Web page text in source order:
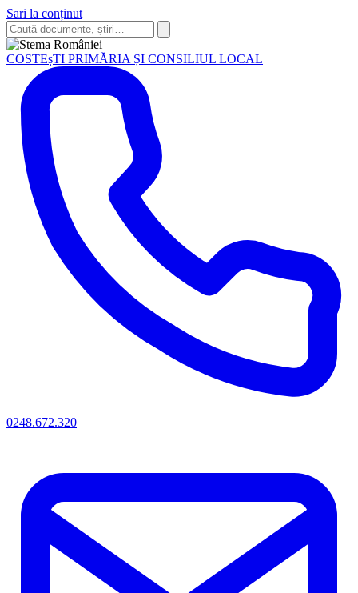
Sari la conținut
Caută
în
site
Caută
COSTEșTI PRIMĂRIA ȘI CONSILIUL LOCAL
0248.672.320